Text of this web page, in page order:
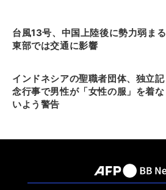
台風13号、中国上陸後に勢力弱まる
東部では交通に影響
インドネシアの聖職者団体、独立記
念行事で男性が「女性の服」を着な
いよう警告